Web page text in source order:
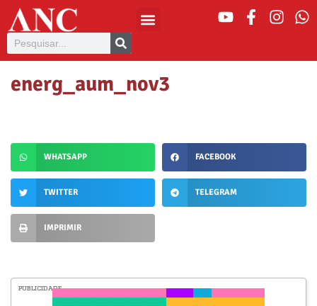
energ_aum_nov3
WHATSAPP FACEBOOK
TWITTER TELEGRAM
IMPRIMIR
PUBLICIDADE